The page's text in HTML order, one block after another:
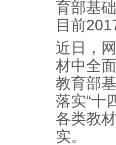
育部基
目前
近日，
材中全
教育部
落实“十
各类教
实。